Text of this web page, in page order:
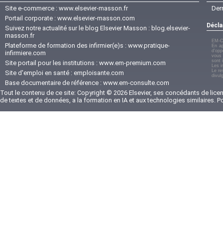
Site e-commerce : www.elsevier-masson.fr
Portail corporate : www.elsevier-masson.com
Suivez notre actualité sur le blog Elsevier Masson : blog.elsevier-
masson.fr
Plateforme de formation des infirmier(e)s : www.pratique-
infirmiere.com
Site portail pour les institutions : www.em-premium.com
Site d'emploi en santé : emploisante.com
Base documentaire de référence : www.em-consulte.com
EM-
En
vous
sont
Les
Le
Tout le contenu de ce site: Copyright © 2026 Elsevier, ses concédants de
de textes et de données, a la formation en IA et aux technologies similaires.